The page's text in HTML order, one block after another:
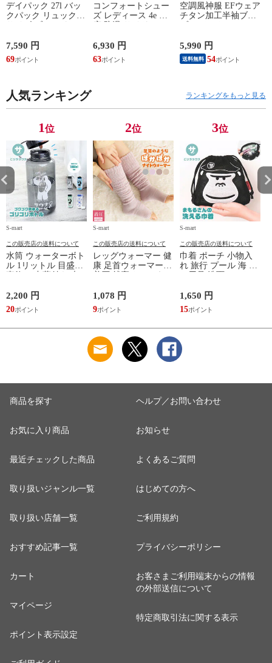
デイパック 27l バッ
クパック リュック
鞄 機内持ち込み 夏
スラッシャー
THRASHER r1929
7,590 円
69
コンフォートシュー
ズ レディース 4e 幅
シューズ 黒 トパー
ズ モア 靴 カジュア
ルシューズ 外反母趾
TOPAZ 1410
6,930 円
63
空調風神服 EFウェア
チタン加工半袖ブル
ジャケット 遮熱 作
業服 作業着 上着 ア
タックベース KF100
5,990 円
送料無料 54
人気ランキング ランキングをもっと見る
1位
S-mart
この販売店の送料について
水筒 ウォーターボト
ル 1リットル 目盛り
マイボトル 動物 ア
ニマル ゴリラ ごリ
ラックス ゴリゴリボ
2,200 円
20
2位
S-mart
この販売店の送料について
レッグウォーマー 健
康 足首ウォーマー
ふんわり 足湯のよう
なぽかぽかナイトウ
ォーマー inf-26
1,078 円
9
3位
S-mart
この販売店の送料について
巾着 ポーチ 小物入
れ 旅行 プール 海 バ
サウナ ごリラックス
まもるさんの洗える
巾着 ブラック 黒
1,650 円
15
商品を探す
お気に入り商品
最近チェックした商品
取り扱いジャンル一覧
取り扱い店舗一覧
おすすめ記事一覧
カート
マイページ
ポイント表示設定
ヘルプ／お問い合わせ
お知らせ
よくあるご質問
はじめての方へ
ご利用規約
プライバシーポリシー
お客さまご利用端末からの情報
の外部送信について
特定商取引法に関する表示